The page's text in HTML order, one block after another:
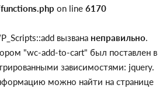
on line 6170
вызвана неправильно.
"wc-add-to-cart" был поставлен в
зависимостями: jquery.
можно найти на странице